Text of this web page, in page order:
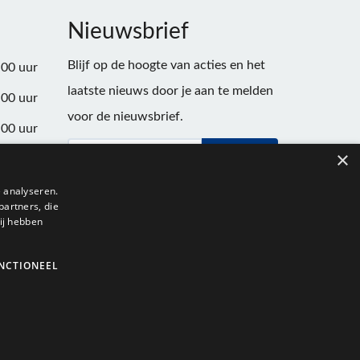
uur
uur
uur
uur
uur
Nieuwsbrief
Blijf op de hoogte van acties en het
laatste nieuws door je aan te melden
voor de nieuwsbrief.
×
die
hebben